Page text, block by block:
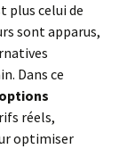
plus celui de
sont apparus,
Dans ce
réels,
optimiser